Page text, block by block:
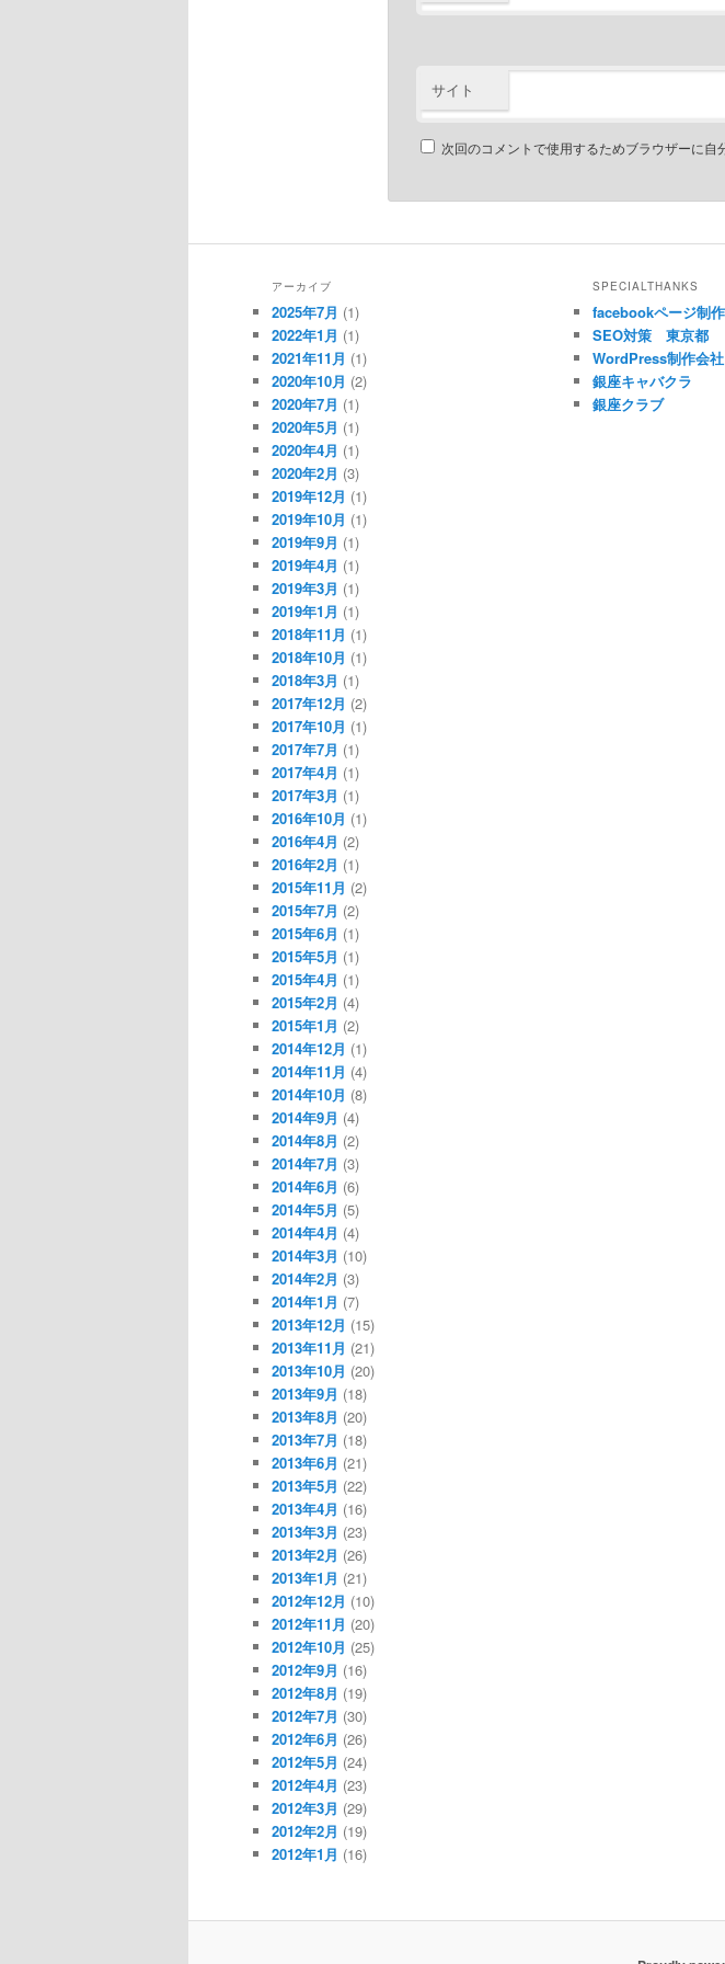
サイト
次回のコメントで使用するためブラウザーに自
アーカイブ
2025年7月 (1)
2022年1月 (1)
2021年11月 (1)
2020年10月 (2)
2020年7月 (1)
2020年5月 (1)
2020年4月 (1)
2020年2月 (3)
2019年12月 (1)
2019年10月 (1)
2019年9月 (1)
2019年4月 (1)
2019年3月 (1)
2019年1月 (1)
2018年11月 (1)
2018年10月 (1)
2018年3月 (1)
2017年12月 (2)
2017年10月 (1)
2017年7月 (1)
2017年4月 (1)
2017年3月 (1)
2016年10月 (1)
2016年4月 (2)
2016年2月 (1)
2015年11月 (2)
2015年7月 (2)
2015年6月 (1)
2015年5月 (1)
2015年4月 (1)
2015年2月 (4)
2015年1月 (2)
2014年12月 (1)
2014年11月 (4)
2014年10月 (8)
2014年9月 (4)
2014年8月 (2)
2014年7月 (3)
2014年6月 (6)
2014年5月 (5)
2014年4月 (4)
2014年3月 (10)
2014年2月 (3)
2014年1月 (7)
2013年12月 (15)
2013年11月 (21)
2013年10月 (20)
2013年9月 (18)
2013年8月 (20)
2013年7月 (18)
2013年6月 (21)
2013年5月 (22)
2013年4月 (16)
2013年3月 (23)
2013年2月 (26)
2013年1月 (21)
2012年12月 (10)
2012年11月 (20)
2012年10月 (25)
2012年9月 (16)
2012年8月 (19)
2012年7月 (30)
2012年6月 (26)
2012年5月 (24)
2012年4月 (23)
2012年3月 (29)
2012年2月 (19)
2012年1月 (16)
SPECIALTHANKS
facebookページ制
SEO対策 東京都
WordPress制作会社
銀座キャバクラ
銀座クラブ